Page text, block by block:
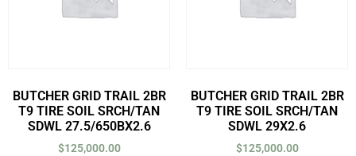
BUTCHER GRID TRAIL 2BR
T9 TIRE SOIL SRCH/TAN
SDWL 27.5/650BX2.6
$125,000.00
BUTCHER GRID TRAIL 2BR
T9 TIRE SOIL SRCH/TAN
SDWL 29X2.6
$125,000.00